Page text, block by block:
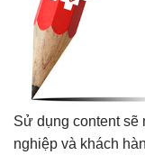
Sử dụng content sẽ
nghiệp và khách